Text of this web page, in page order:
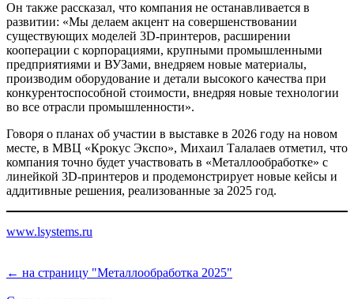
Он также рассказал, что компания не останавливается в
развитии: «Мы делаем акцент на совершенствовании
существующих моделей 3D-принтеров, расширении
кооперации с корпорациями, крупными промышленными
предприятиями и ВУЗами, внедряем новые материалы,
производим оборудование и детали высокого качества при
конкурентоспособной стоимости, внедряя новые технологии
во все отрасли промышленности».
Говоря о планах об участии в выставке в 2026 году на новом
месте, в МВЦ «Крокус Экспо», Михаил Талалаев отметил, что
компания точно будет участвовать в «Металлообработке» с
линейкой 3D-принтеров и продемонстрирует новые кейсы и
аддитивные решения, реализованные за 2025 год.
www.lsystems.ru
← на страницу "Металлообработка 2025"